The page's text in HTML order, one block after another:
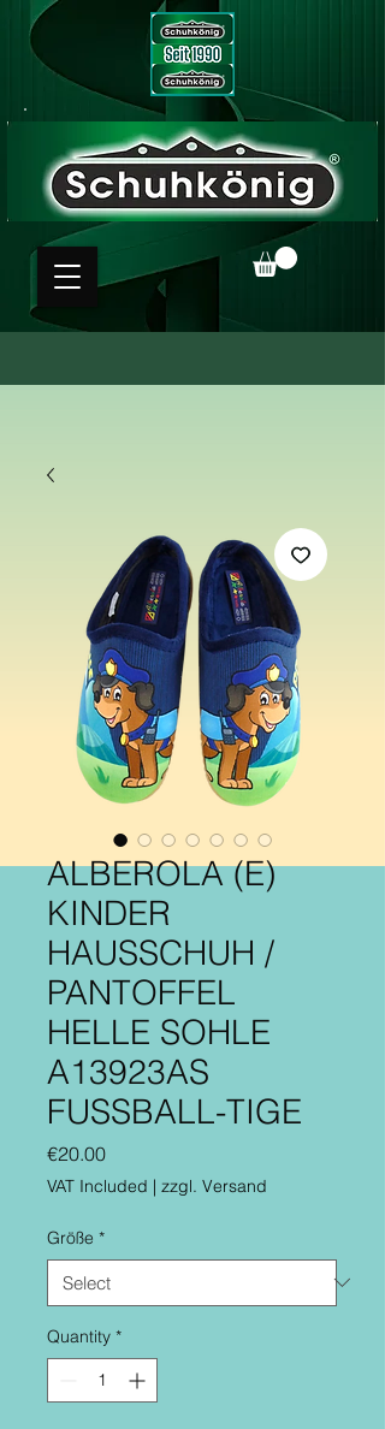
ALBEROLA (E)
KINDER
HAUSSCHUH /
PANTOFFEL
HELLE SOHLE
A13923AS
FUSSBALL-TIGE
€20.00Price
VAT Included | zzgl. Versand
Größe *
Quantity *